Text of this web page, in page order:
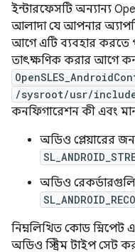
ইন্টারফেসটি অন্যান্য
আলাদা যে আপনার অ্যাপটি
আগে এটি ব্যবহার করতে
তাৎক্ষণিক করার আগে
/sysroot/usr/
কনফিগারেশন কী এবং
অডিও প্লেয়ারের
অডিও
নিম্নলিখিত কোড স্নিপেট
অডিও স্ট্রিম টাইপ সেট